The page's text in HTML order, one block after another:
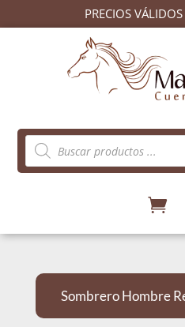
PRECIOS
Búsqueda
de
productos
Sombrero Hombre